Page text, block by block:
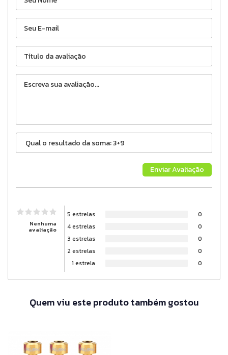
Nenhuma
avaliação
5 estrelas
0
4 estrelas
0
3 estrelas
0
2 estrelas
0
1 estrela
0
Quem viu este produto também gostou